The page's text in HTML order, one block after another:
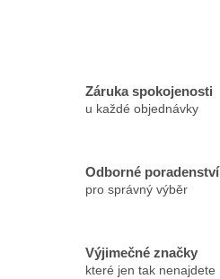
Záruka spokojenosti
u každé objednávky
Odborné poradenství
pro správný výběr
Výjimečné značky
které jen tak nenajdete